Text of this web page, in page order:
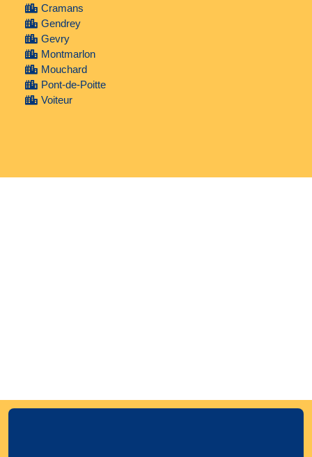
Cramans
Gendrey
Gevry
Montmarlon
Mouchard
Pont-de-Poitte
Voiteur